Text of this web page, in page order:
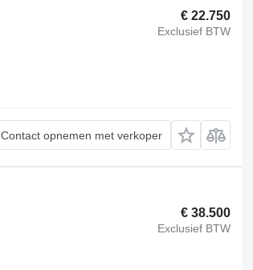
€ 22.750
Exclusief BTW
Contact opnemen met verkoper
€ 38.500
Exclusief BTW